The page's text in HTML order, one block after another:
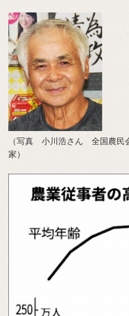
（写真 小川浩さん 全国農民
家）